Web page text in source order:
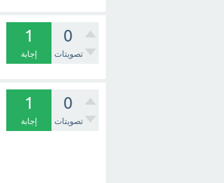
0
تصويتات
1
إجابة
0
تصويتات
1
إجابة